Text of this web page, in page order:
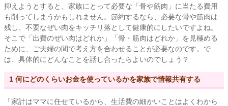
抑えようとすると、家族にとって必要な「骨や筋肉」に当たる費用
も削ってしまうかもしれません。節約するなら、必要な骨や筋肉は
残し、不要なぜい肉をキッチリ落として健康的にしたいですよね。
そこで「出費のぜい肉はどれか」「骨・筋肉はどれか」を見極める
ために、ご夫婦の間で考え方を合わせることが必要なのです。で
は、具体的にどんなことを話し合ったらよいのでしょう？
1 何にどのくらいお金を使っているかを家族で情報共有する
「家計はママに任せているから、生活費の細かいことはよくわから